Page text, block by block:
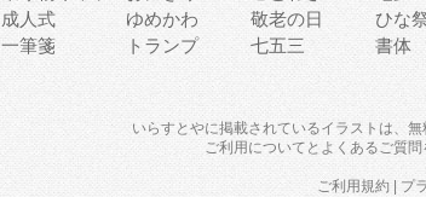
成人式 ゆめかわ 敬老の日 ひな
一筆箋 トランプ 七五三 書体
いらすとやに掲載されているイラストは、
ご利用について と よくあるご質問
ご利用規約 プ